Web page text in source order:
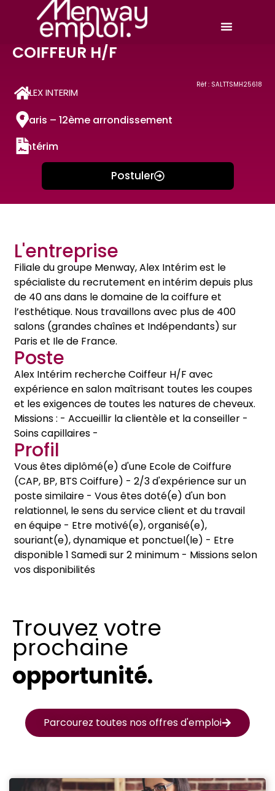
Réf : SALTTSMH25618
COIFFEUR H/F
ALEX INTERIM
Paris – 12ème arrondissement
Intérim
Postuler
L'entreprise
Filiale du groupe Menway, Alex Intérim est le
spécialiste du recrutement en intérim depuis plus
de 40 ans dans le domaine de la coiffure et
l’esthétique. Nous travaillons avec plus de 400
salons (grandes chaînes et Indépendants) sur
Paris et Ile de France.
Poste
Alex Intérim recherche Coiffeur H/F avec
expérience en salon maîtrisant toutes les coupes
et les exigences de toutes les natures de cheveux.
Missions : - Accueillir la clientèle et la conseiller -
Soins capillaires -
Profil
Vous êtes diplômé(e) d'une Ecole de Coiffure
(CAP, BP, BTS Coiffure) - 2/3 d'expérience sur un
poste similaire - Vous êtes doté(e) d'un bon
relationnel, le sens du service client et du travail
en équipe - Etre motivé(e), organisé(e),
souriant(e), dynamique et ponctuel(le) - Etre
disponible 1 Samedi sur 2 minimum - Missions selon
vos disponibilités
Trouvez votre
prochaine
opportunité.
Parcourez toutes nos offres d'emploi